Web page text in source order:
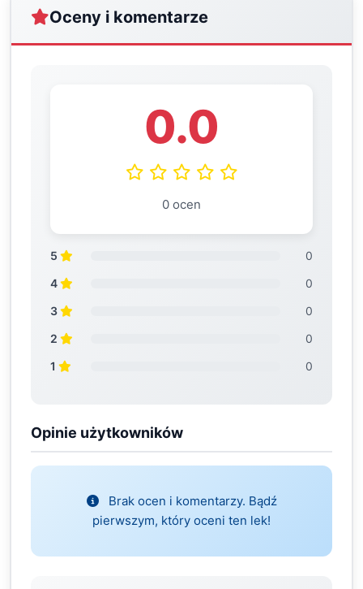
Oceny i komentarze
0.0
0 ocen
5
0
4
0
3
0
2
0
1
0
Opinie użytkowników
Brak ocen i komentarzy. Bądź
pierwszym, który oceni ten lek!